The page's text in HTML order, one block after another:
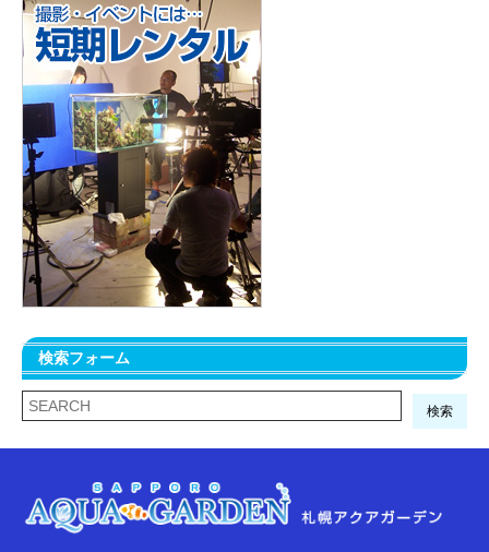
検索フォーム
検索